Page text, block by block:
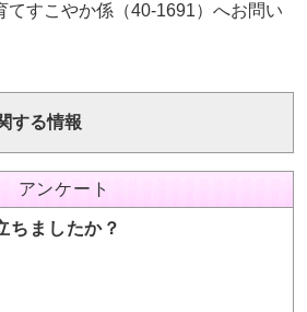
てすこやか係（40-1691）へお問い
する情報
アンケート
ちましたか？